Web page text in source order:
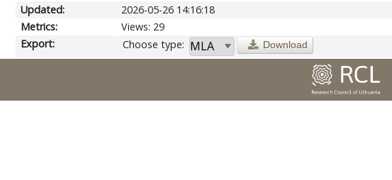
Updated:
2026-05-26 14:16:18
Metrics:
Views: 29
Export:
Choose type: Download